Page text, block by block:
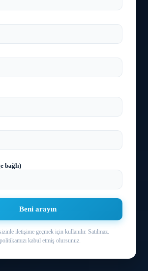
bağlı)
Beni arayın
iletişime geçmek için kullanılır. Satılmaz.
kabul etmiş olursunuz.